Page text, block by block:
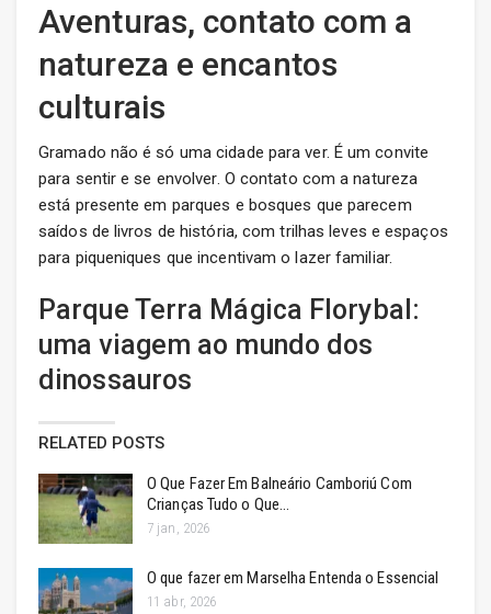
Aventuras, contato com a
natureza e encantos
culturais
Gramado não é só uma cidade para ver. É um convite
para sentir e se envolver. O contato com a natureza
está presente em parques e bosques que parecem
saídos de livros de história, com trilhas leves e espaços
para piqueniques que incentivam o lazer familiar.
Parque Terra Mágica Florybal:
uma viagem ao mundo dos
dinossauros
RELATED POSTS
O Que Fazer Em Balneário Camboriú Com
Crianças Tudo o Que…
7 jan, 2026
O que fazer em Marselha Entenda o Essencial
11 abr, 2026